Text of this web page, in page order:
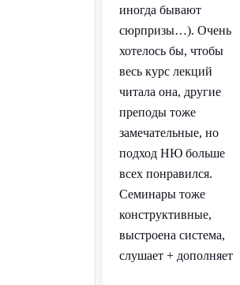
иногда бывают
сюрпризы…). Очень
хотелось бы, чтобы
весь курс лекций
читала она, другие
преподы тоже
замечательные, но
подход НЮ больше
всех понравился.
Семинары тоже
конструктивные,
выстроена система,
слушает + дополняет